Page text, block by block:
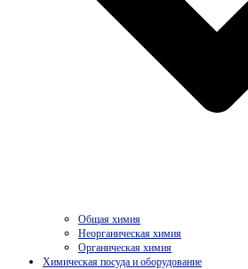
Общая химия
Неорганическая химия
Органическая химия
Химическая посуда и оборудование